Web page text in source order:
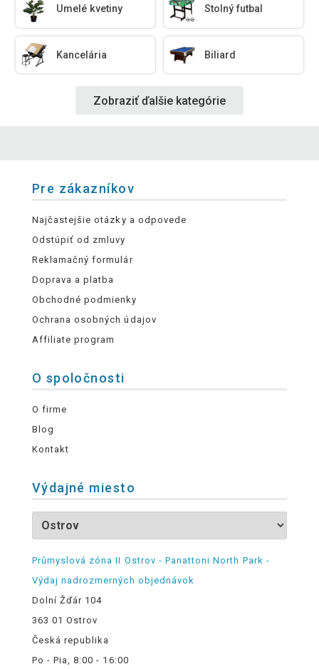
Umelé kvetiny Stolný futbal
Kancelária Biliard
Zobraziť ďalšie kategórie
Pre zákazníkov
Najčastejšie otázky a odpovede
Odstúpiť od zmluvy
Reklamačný formulár
Doprava a platba
Obchodné podmienky
Ochrana osobných údajov
Affiliate program
O spoločnosti
O firme
Blog
Kontakt
Výdajné miesto
Průmyslová zóna II Ostrov - Panattoni North Park -
Výdaj nadrozmerných objednávok
Dolní Žďár 104
363 01 Ostrov
Česká republika
Po - Pia, 8:00 - 16:00